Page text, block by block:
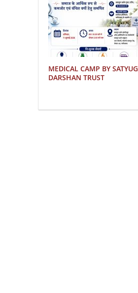
MEDICAL CAMP BY SATYUG
DARSHAN TRUST